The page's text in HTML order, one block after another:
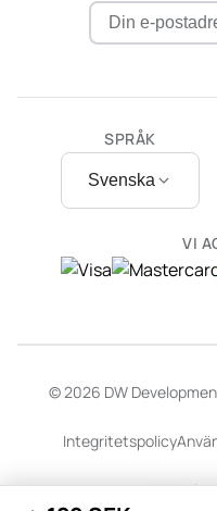
SPRÅK
Svenska
VI
© 2026 DW
Integritetspolicy